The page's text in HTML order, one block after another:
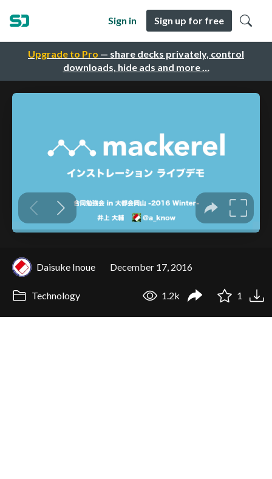
Upgrade to Pro — share decks privately, control
downloads, hide ads and more …
Sign in Sign up for free
Daisuke Inoue December 17, 2016
Technology 1.2k 1